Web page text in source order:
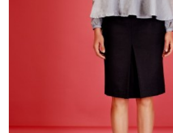
₴3,800.00 ₴1,900.00